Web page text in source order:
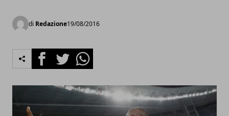
di Redazione19/08/2016
FacebookTwitterWhatsapp